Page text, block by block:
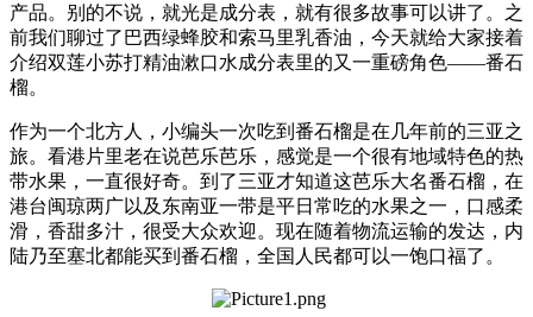
产品。别的不说，就光是成分表，就有很多故事可以讲了。之
前我们聊过了巴西绿蜂胶和索马里乳香油，今天就给大家接着
介绍双莲小苏打精油漱口水成分表里的又一重磅角色——番石
榴。
作为一个北方人，小编头一次吃到番石榴是在几年前的三亚之
旅。看港片里老在说芭乐芭乐，感觉是一个很有地域特色的热
带水果，一直很好奇。到了三亚才知道这芭乐大名番石榴，在
港台闽琼两广以及东南亚一带是平日常吃的水果之一，口感柔
滑，香甜多汁，很受大众欢迎。现在随着物流运输的发达，内
陆乃至塞北都能买到番石榴，全国人民都可以一饱口福了。